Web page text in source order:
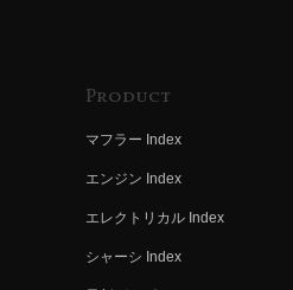
Product
マフラー Index
エンジン Index
エレクトリカル Index
シャーシ Index